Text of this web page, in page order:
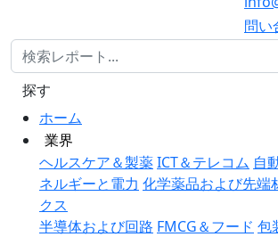
問い
ホーム
業界
ヘルスケア＆製薬ICT＆テレコム 自
ネルギーと電力 化学薬品および先端
クス
半導体および回路 FMCG＆フード 包
探す